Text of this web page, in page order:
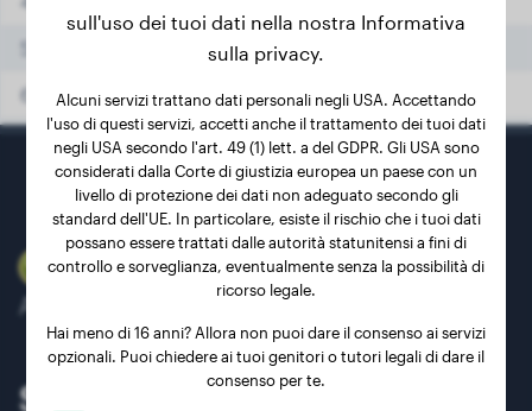
15.60 kg
6 mesi 17.90 kg
7 mesi 19.30 kg
8 mesi 20.80 kg
21.90 kg
10 mesi 22.70 kg
11 mesi 23.30 kg
12 mesi 24.00 kg
Affidato da 40.000+ proprietari di cani
Scopri il peso ideale per il tuo
sull'uso dei tuoi dati nella nostra Informativa
sulla privacy.
Alcuni servizi trattano dati personali negli USA. Accettando
l'uso di questi servizi, accetti anche il trattamento dei tuoi dati
negli USA secondo l'art. 49 (1) lett. a del GDPR. Gli USA sono
considerati dalla Corte di giustizia europea un paese con un
livello di protezione dei dati non adeguato secondo gli
standard dell'UE. In particolare, esiste il rischio che i tuoi dati
possano essere trattati dalle autorità statunitensi a fini di
controllo e sorveglianza, eventualmente senza la possibilità di
ricorso legale.
Hai meno di 16 anni? Allora non puoi dare il consenso ai servizi
opzionali. Puoi chiedere ai tuoi genitori o tutori legali di dare il
consenso per te.